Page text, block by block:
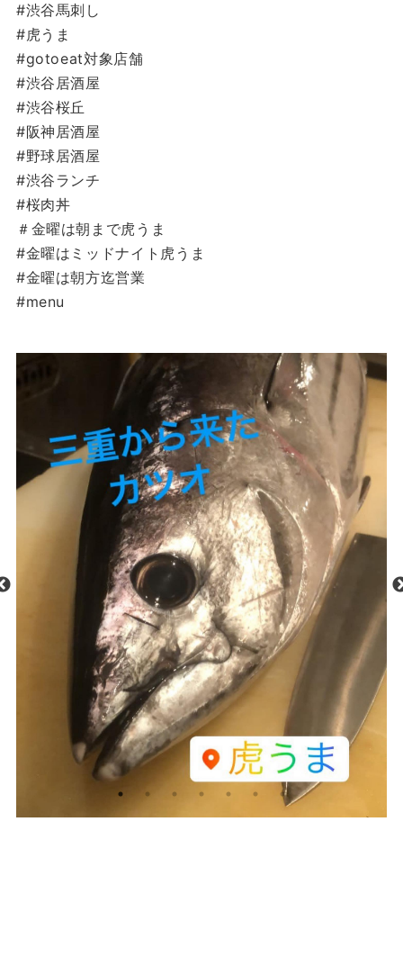
#渋谷馬刺し
#虎うま
#gotoeat対象店舗
#渋谷居酒屋
#渋谷桜丘
#阪神居酒屋
#野球居酒屋
#渋谷ランチ
#桜肉丼
＃金曜は朝まで虎うま
#金曜はミッドナイト虎うま
#金曜は朝方迄営業
#menu